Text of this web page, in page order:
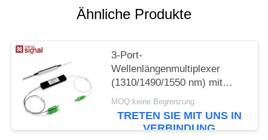
Ähnliche Produkte
3-Port-
Wellenlängenmultiplexer
(1310/1490/1550 nm) mit
Filter, geringer
Einfügedämpfung, hoher
Kanaltrennung und
MOQ:keine Begrenzung
TRETEN SIE MIT UNS IN
VERBINDUNG